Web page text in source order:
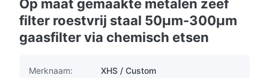
Op maat gemaakte metalen zeef
filter roestvrij staal 50μm-300μm
gaasfilter via chemisch etsen
Merknaam:
XHS / Custom